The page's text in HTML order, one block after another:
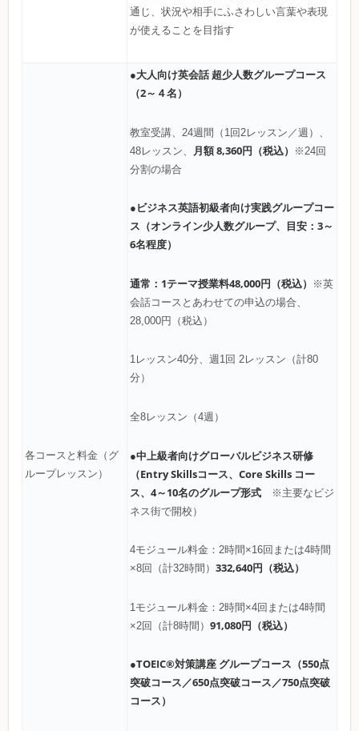
通じ、状況や相手にふさわしい言葉や表現
が使えることを目指す
各コースと料金（グ
ループレッスン）
●大人向け英会話 超少人数グループコース
（2～４名）
教室受講、24週間（1回2レッスン／週）、
48レッスン、
月額 8,360円（税込）
※24回
分割の場合
●ビジネス英語初級者向け実践グループコー
ス（オンライン少人数グループ、目安：3～
6名程度）
通常：1テーマ授業料48,000円（税込）
※英
会話コースとあわせての申込の場合、
28,000円（税込）
1レッスン40分、週1回 2レッスン（計80
分）
全8レッスン（4週）
●中上級者向けグローバルビジネス研修
（Entry Skillsコース、Core Skills コー
ス、4～10名のグループ形式 ※主要なビジ
ネス街で開校）
4モジュール料金：2時間×16回または4時間
×8回（計32時間） 332,640円（税込）
1モジュール料金：2時間×4回または4時間
×2回（計8時間） 91,080円（税込）
●TOEIC®対策講座 グループコース（550点
突破コース／650点突破コース／750点突破
コース）